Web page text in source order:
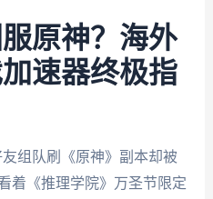
原神？海外
速器终极指
组队刷《原神》副本却被
着《推理学院》万圣节限定